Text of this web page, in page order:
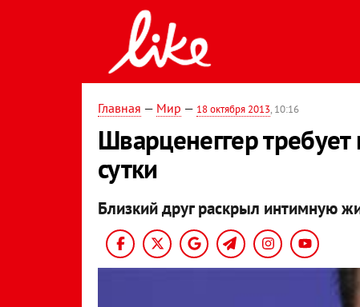
Главная — Мир — 18 октября 2013, 10:16
Шварценеггер
сутки
Близкий друг раскрыл интимную